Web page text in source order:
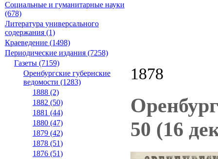
Социальные и гуманитарные науки
(678)
Литература универсального
содержания (1)
Краеведение (1498)
Периодические издания (7258)
Газеты (7159)
Оренбургские губернские
ведомости (1283)
1888 (2)
1882 (50)
1881 (44)
1880 (47)
1879 (42)
1878 (51)
1876 (51)
1878
50 (16